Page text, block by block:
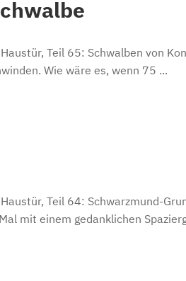
Teil 65: Schwalben von
Wie wäre es, wenn 75 ...
Teil 64: Schwarzmund-
mit einem gedanklichen